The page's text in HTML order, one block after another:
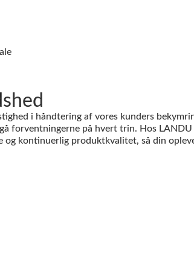
i håndtering af vores kunders
forventningerne på hvert trin. Hos
og kontinuerlig produktkvalitet, så din